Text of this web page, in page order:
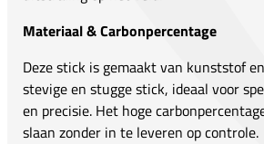
Materiaal & Carbonpercentage
Deze stick is gemaakt van kunststof
stevige en stugge stick, ideaal voor
en precisie. Het hoge
slaan zonder in te leveren op controle.